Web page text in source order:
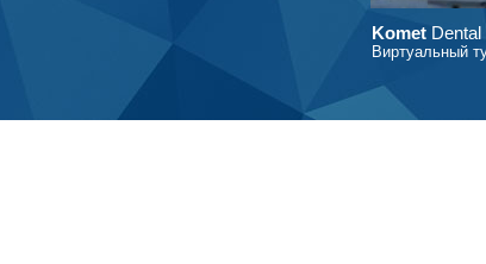
Komet Dental
Виртуальный